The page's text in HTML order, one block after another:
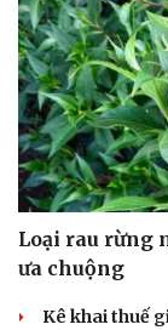
Loại rau rừng
ưa chuộng
Kê khai thuế